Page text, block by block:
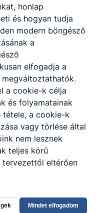
honlap
és hogyan tudja
modern böngésző
a
elfogadja a
a cookie-k célja
és folyamatainak
tétele, a cookie-k
vagy törlése által
nem lesznek
teljes körű
tervezettől eltérően
Mindet elfogadom